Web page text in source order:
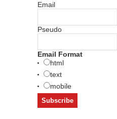
Email
Pseudo
Email Format
html
text
mobile